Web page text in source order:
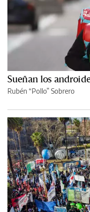
Sueñan los
Rubén “Pollo” Sobrero